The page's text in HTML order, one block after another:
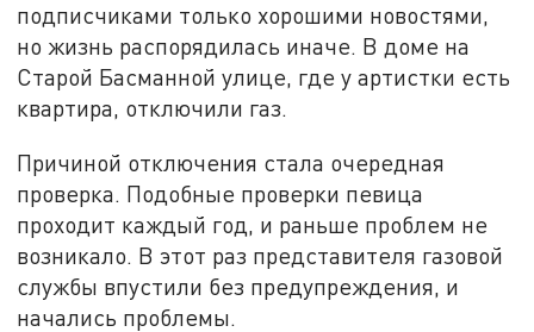
подписчиками только хорошими новостями,
но жизнь распорядилась иначе. В доме на
Старой Басманной улице, где у артистки есть
квартира, отключили газ.
Причиной отключения стала очередная
проверка. Подобные проверки певица
проходит каждый год, и раньше проблем не
возникало. В этот раз представителя газовой
службы впустили без предупреждения, и
начались проблемы.